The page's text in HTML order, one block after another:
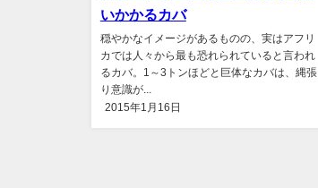
いかかるカバ
穏やかなイメージがあるものの、実はアフリ
カでは人々から最も恐れられていると言われ
るカバ。1～3トンほどと巨体なカバは、縄張
り意識が...
2015年1月16日